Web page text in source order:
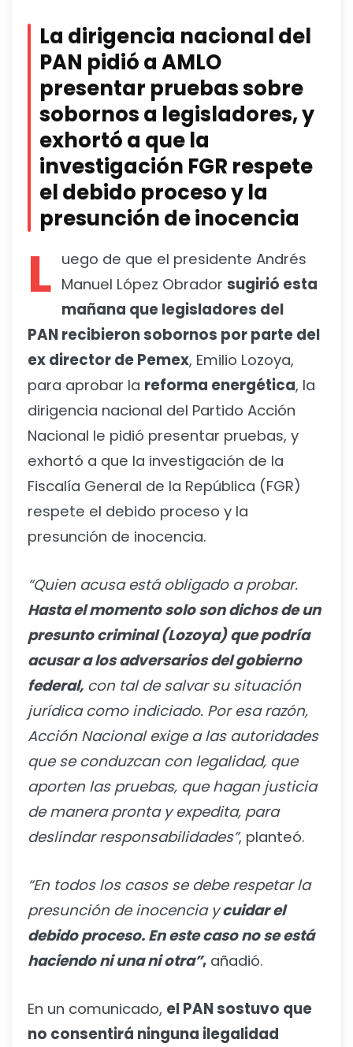
La dirigencia nacional del
PAN pidió a AMLO
presentar pruebas sobre
sobornos a legisladores, y
exhortó a que la
investigación FGR respete
el debido proceso y la
presunción de inocencia
L uego de que el presidente Andrés
Manuel López Obrador sugirió esta
mañana que legisladores del
PAN recibieron sobornos por parte del
ex director de Pemex, Emilio Lozoya,
para aprobar la reforma energética, la
dirigencia nacional del Partido Acción
Nacional le pidió presentar pruebas, y
exhortó a que la investigación de la
Fiscalía General de la República (FGR)
respete el debido proceso y la
presunción de inocencia.
“Quien acusa está obligado a probar.
Hasta el momento solo son dichos de un
presunto criminal (Lozoya) que podría
acusar a los adversarios del gobierno
federal, con tal de salvar su situación
jurídica como indiciado. Por esa razón,
Acción Nacional exige a las autoridades
que se conduzcan con legalidad, que
aporten las pruebas, que hagan justicia
de manera pronta y expedita, para
deslindar responsabilidades”, planteó.
“En todos los casos se debe respetar la
presunción de inocencia ycuidar el
debido proceso. En este caso no se está
haciendo ni una ni otra”, añadió.
En un comunicado, el PAN sostuvo que
no consentirá ninguna ilegalidad